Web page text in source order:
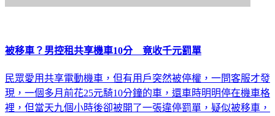
被移車？男控租共享機車10分 竟收千元罰單
民眾愛用共享電動機車，但有用戶突然被停權，一問客服才發
現，一個多月前花25元騎10分鐘的車，還車時明明停在機車格
裡，但當天九個小時後卻被開了一張違停罰單，疑似被移車，